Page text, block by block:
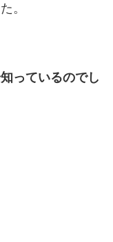
。
っているのでし